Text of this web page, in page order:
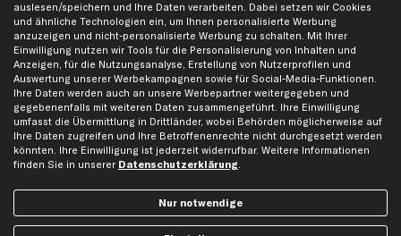
kfzteile24 Newsletter
Alle Angebote, Rabatte & Specials.
Ich möchte über aktuelle Vorteile und Angebote im Shop informiert werden und
willige in dieDatenschutzerklärungein. Eine Abmeldung ist jederzeit möglich.
auslesen/speichern und Ihre Daten verarbeiten. Dabei setzen wir Cookies
und ähnliche Technologien ein, um Ihnen personalisierte Werbung
anzuzeigen und nicht-personalisierte Werbung zu schalten. Mit Ihrer
Einwilligung nutzen wir Tools für die Personalisierung von Inhalten und
Anzeigen, für die Nutzungsanalyse, Erstellung von Nutzerprofilen und
Auswertung unserer Werbekampagnen sowie für Social-Media-Funktionen.
Ihre Daten werden auch an unsere Werbepartner weitergegeben und
gegebenenfalls mit weiteren Daten zusammengeführt. Ihre Einwilligung
umfasst die Übermittlung in Drittländer, wobei Behörden möglicherweise auf
Ihre Daten zugreifen und Ihre Betroffenenrechte nicht durchgesetzt werden
könnten. Ihre Einwilligung ist jederzeit widerrufbar. Weitere Informationen
finden Sie in unserer Datenschutzerklärung.
Nur notwendige